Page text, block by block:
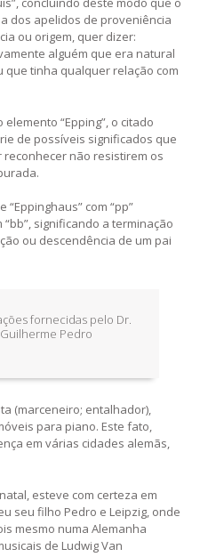
dos apelidos de proveniência
ou origem, quer dizer:
alguém que era natural
que tinha qualquer relação com
“Epping”, o citado
de possíveis significados que
não resistirem os
com “pp”
significando a terminação
ou descendência de um pai
fornecidas pelo Dr.
Pedro
(marceneiro; entalhador),
para piano. Este fato,
em várias cidades alemãs,
esteve com certeza em
seu filho Pedro e Leipzig, onde
mesmo numa Alemanha
de Ludwig Van